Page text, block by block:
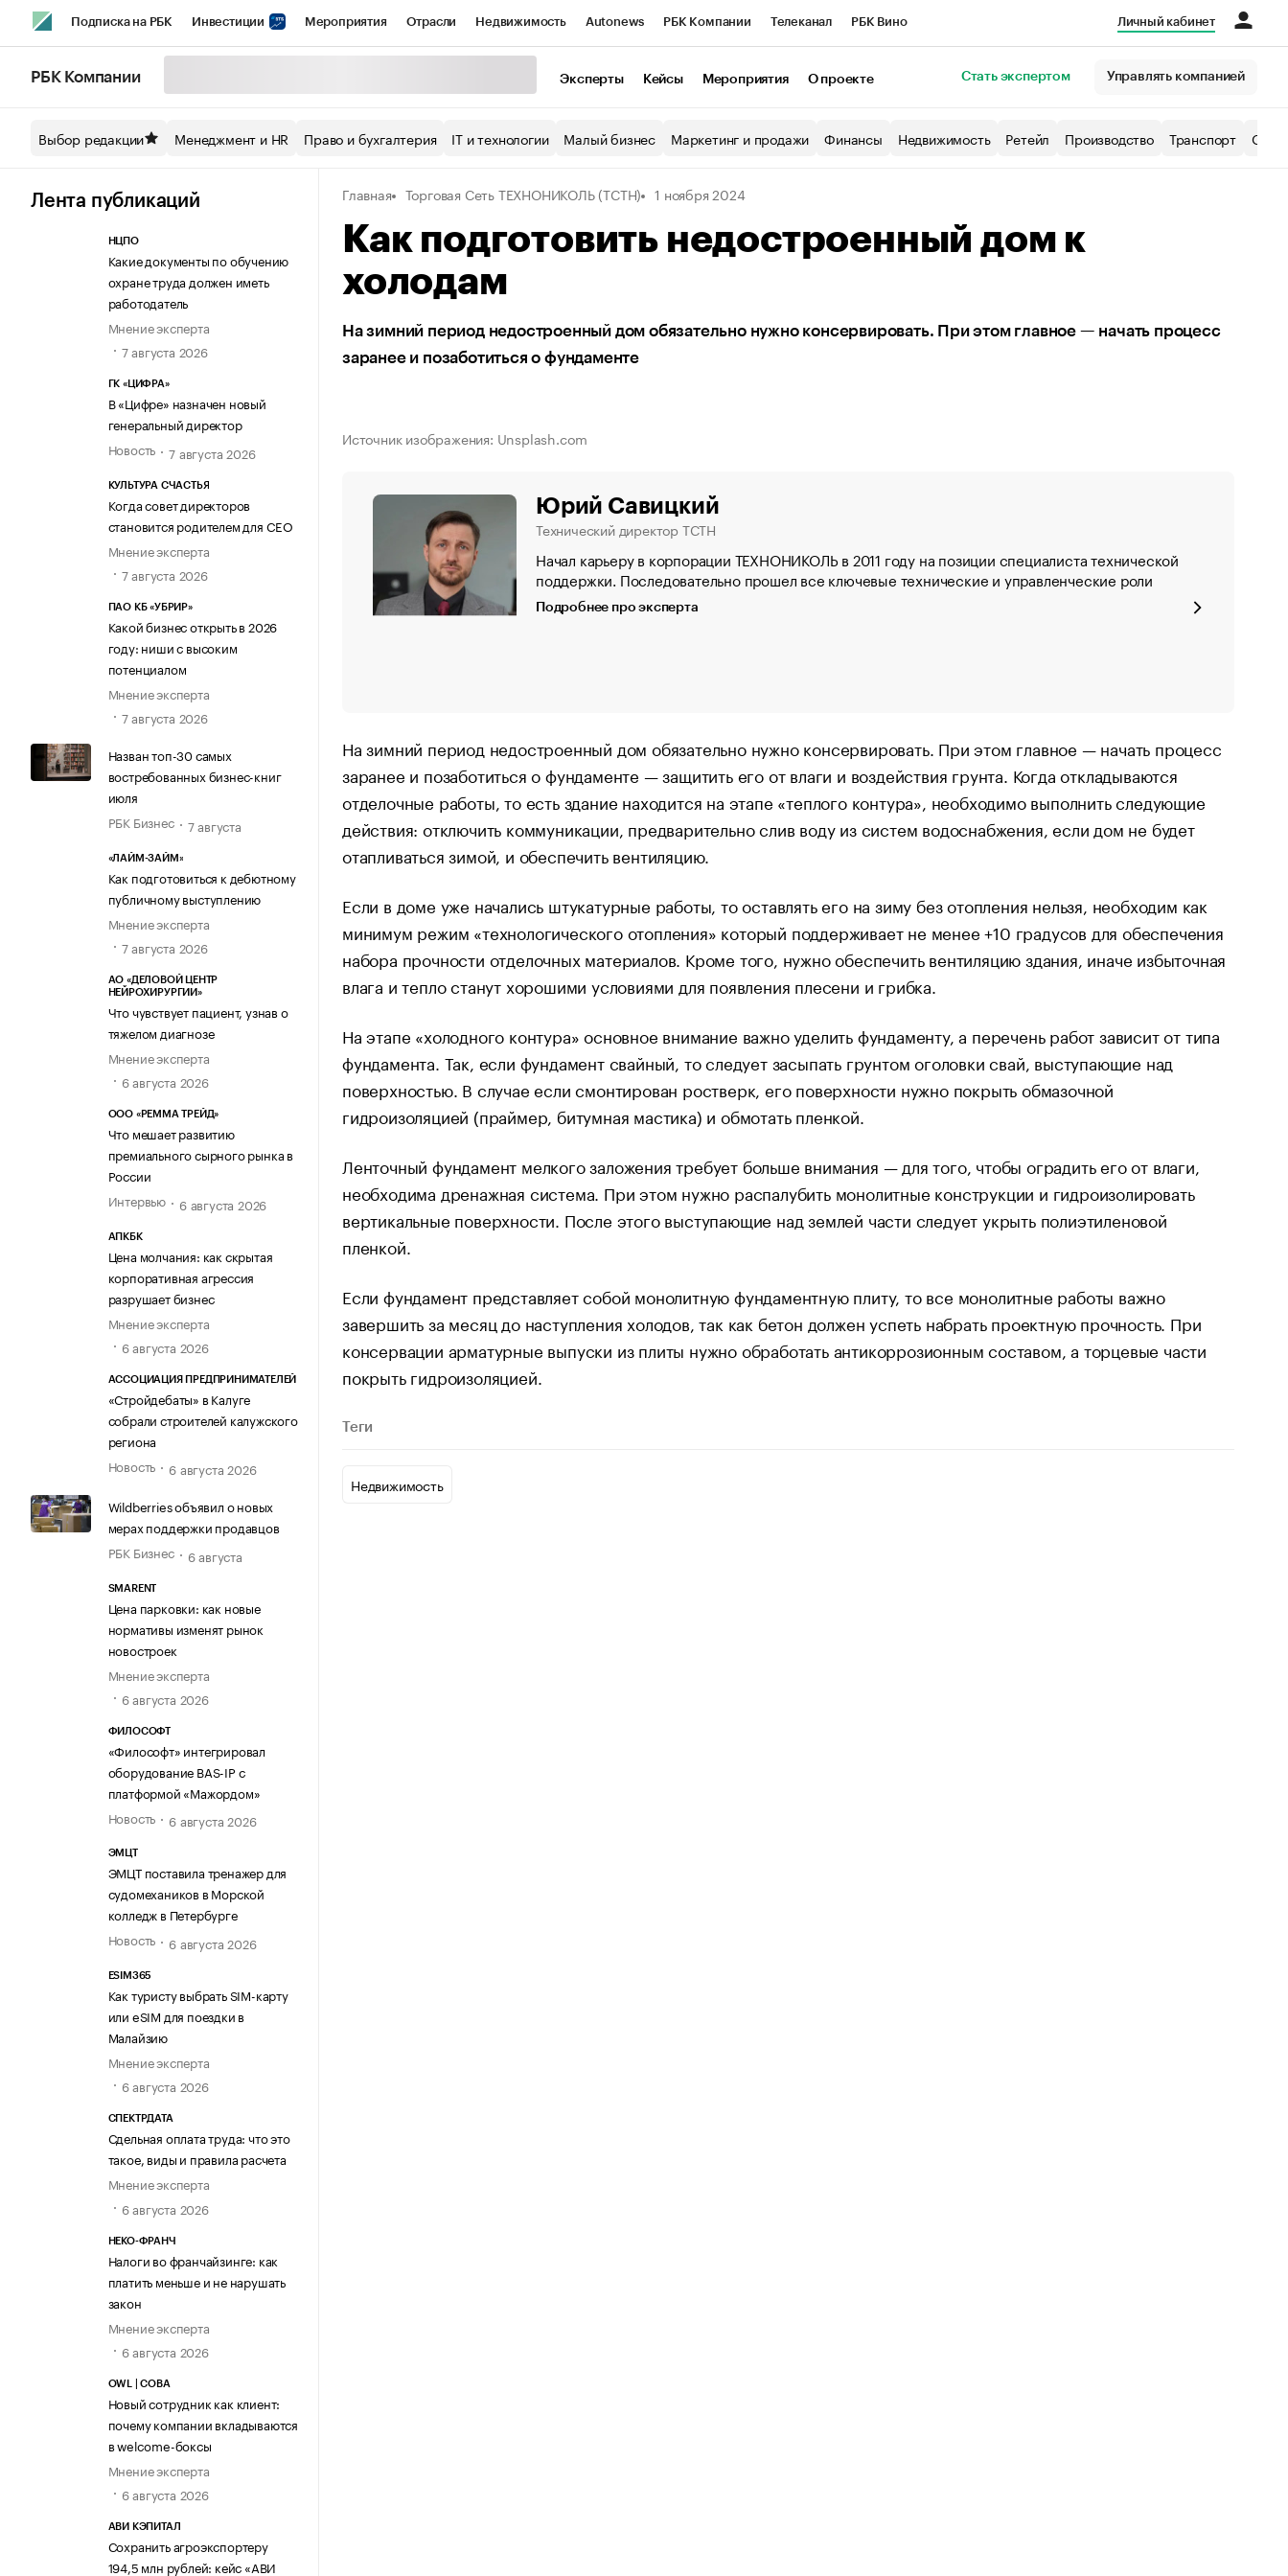
Подписка на РБК Инвестиции Мероприятия Отрасли Недвижимость Autonews РБК Компании Телеканал РБК Вино
Спецпроекты СПб Конференции СПб Спецпроекты Экономика Бизнес
Технологии и медиа Рынок наличной валюты
Личный кабинет
РБК Компании Эксперты Кейсы Мероприятия О проекте Стать экспертом Управлять компанией
Выбор редакции Менеджмент и HR Право и бухгалтерия IT и технологии Малый бизнес Маркетинг и продажи Финансы Недвижимость Ретейл Производство Транспорт
Лента публикаций
НЦПО
Какие документы по обучению
охране труда должен иметь
работодатель
Мнение эксперта
7 августа 2026
ГК «ЦИФРА»
В «Цифре» назначен новый
генеральный директор
Новость
7 августа 2026
КУЛЬТУРА СЧАСТЬЯ
Когда совет директоров
становится родителем для CEO
Мнение эксперта
7 августа 2026
ПАО КБ «УБРИР»
Какой бизнес открыть в 2026
году: ниши с высоким
потенциалом
Мнение эксперта
7 августа 2026
Назван топ-30 самых
востребованных бизнес-книг
июля
РБК Бизнес
7 августа
«ЛАЙМ-ЗАЙМ»
Как подготовиться к дебютному
публичному выступлению
Мнение эксперта
7 августа 2026
АО «ДЕЛОВОЙ ЦЕНТР
НЕЙРОХИРУРГИИ»
Что чувствует пациент, узнав о
тяжелом диагнозе
Мнение эксперта
6 августа 2026
ООО «РЕММА ТРЕЙД»
Что мешает развитию
премиального сырного рынка в
России
Интервью
6 августа 2026
АПКБК
Цена молчания: как скрытая
корпоративная агрессия
разрушает бизнес
Мнение эксперта
6 августа 2026
АССОЦИАЦИЯ ПРЕДПРИНИМАТЕЛЕЙ
«Стройдебаты» в Калуге
собрали строителей калужского
региона
Новость
6 августа 2026
Wildberries объявил о новых
мерах поддержки продавцов
РБК Бизнес
6 августа
SMARENT
Цена парковки: как новые
нормативы изменят рынок
новостроек
Мнение эксперта
6 августа 2026
ФИЛОСОФТ
«Философт» интегрировал
оборудование BAS-IP с
платформой «Мажордом»
Новость
6 августа 2026
ЭМЦТ
ЭМЦТ поставила тренажер для
судомехаников в Морской
колледж в Петербурге
Новость
6 августа 2026
ESIM365
Как туристу выбрать SIM-карту
или eSIM для поездки в
Малайзию
Мнение эксперта
6 августа 2026
СПЕКТРДАТА
Сдельная оплата труда: что это
такое, виды и правила расчета
Мнение эксперта
6 августа 2026
НЕКО-ФРАНЧ
Налоги во франчайзинге: как
платить меньше и не нарушать
закон
Мнение эксперта
6 августа 2026
OWL | СОВА
Новый сотрудник как клиент:
почему компании вкладываются
в welcome-боксы
Мнение эксперта
6 августа 2026
АВИ КЭПИТАЛ
Сохранить агроэкспортеру
194,5 млн рублей: кейс «АВИ
Главная Торговая Сеть ТЕХНОНИКОЛЬ (ТСТН) 1 ноября 2024
Как подготовить недостроенный дом к
холодам
На зимний период недостроенный дом обязательно нужно консервировать. При этом главное — начать процесс
заранее и позаботиться о фундаменте
Источник изображения: Unsplash.com
Юрий Савицкий
Технический директор ТСТН
Начал карьеру в корпорации ТЕХНОНИКОЛЬ в 2011 году на позиции специалиста технической
поддержки. Последовательно прошел все ключевые технические и управленческие роли
Подробнее про эксперта
На зимний период недостроенный дом обязательно нужно консервировать. При этом главное — начать процесс
заранее и позаботиться о фундаменте — защитить его от влаги и воздействия грунта. Когда откладываются
отделочные работы, то есть здание находится на этапе «теплого контура», необходимо выполнить следующие
действия: отключить коммуникации, предварительно слив воду из систем водоснабжения, если дом не будет
отапливаться зимой, и обеспечить вентиляцию.
Если в доме уже начались штукатурные работы, то оставлять его на зиму без отопления нельзя, необходим как
минимум режим «технологического отопления» который поддерживает не менее +10 градусов для обеспечения
набора прочности отделочных материалов. Кроме того, нужно обеспечить вентиляцию здания, иначе избыточная
влага и тепло станут хорошими условиями для появления плесени и грибка.
На этапе «холодного контура» основное внимание важно уделить фундаменту, а перечень работ зависит от типа
фундамента. Так, если фундамент свайный, то следует засыпать грунтом оголовки свай, выступающие над
поверхностью. В случае если смонтирован ростверк, его поверхности нужно покрыть обмазочной
гидроизоляцией (праймер, битумная мастика) и обмотать пленкой.
Ленточный фундамент мелкого заложения требует больше внимания — для того, чтобы оградить его от влаги,
необходима дренажная система. При этом нужно распалубить монолитные конструкции и гидроизолировать
вертикальные поверхности. После этого выступающие над землей части следует укрыть полиэтиленовой
пленкой.
Если фундамент представляет собой монолитную фундаментную плиту, то все монолитные работы важно
завершить за месяц до наступления холодов, так как бетон должен успеть набрать проектную прочность. При
консервации арматурные выпуски из плиты нужно обработать антикоррозионным составом, а торцевые части
покрыть гидроизоляцией.
Теги
Недвижимость